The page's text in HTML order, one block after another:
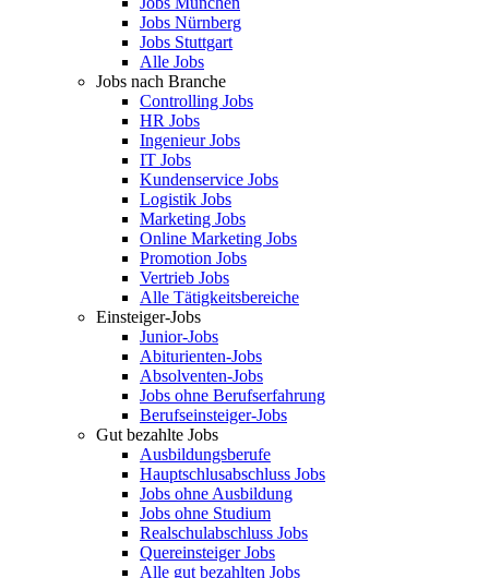
Jobs Nürnberg
Jobs Stuttgart
Alle Jobs
Jobs nach Branche
Controlling Jobs
HR Jobs
Ingenieur Jobs
IT Jobs
Kundenservice Jobs
Logistik Jobs
Marketing Jobs
Online Marketing Jobs
Promotion Jobs
Vertrieb Jobs
Alle Tätigkeitsbereiche
Einsteiger-Jobs
Junior-Jobs
Abiturienten-Jobs
Absolventen-Jobs
Jobs ohne Berufserfahrung
Berufseinsteiger-Jobs
Gut bezahlte Jobs
Ausbildungsberufe
Hauptschlusabschluss Jobs
Jobs ohne Ausbildung
Jobs ohne Studium
Realschulabschluss Jobs
Quereinsteiger Jobs
Alle gut bezahlten Jobs